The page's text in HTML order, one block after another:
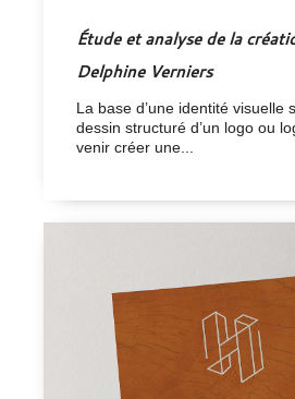
Étude et analyse de la
Delphine Verniers
La base d’une identité visuelle
dessin structuré d’un logo ou
venir créer une...